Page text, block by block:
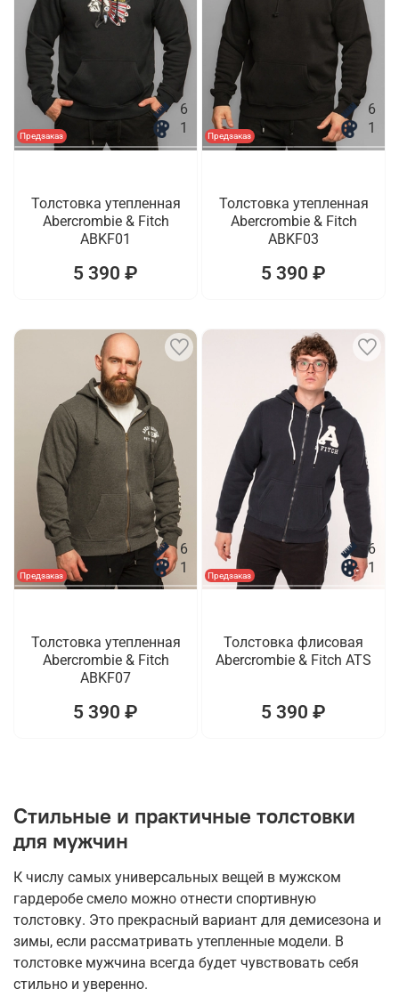
Предзаказ
6
1
Толстовка утепленная
Abercrombie & Fitch
ABKF01
5 390 ₽
Предзаказ
6
1
Толстовка утепленная
Abercrombie & Fitch
ABKF03
5 390 ₽
Предзаказ
6
1
Толстовка утепленная
Abercrombie & Fitch
ABKF07
5 390 ₽
Предзаказ
6
1
Толстовка флисовая
Abercrombie & Fitch ATS
5 390 ₽
Стильные и практичные толстовки
для мужчин
К числу самых универсальных вещей в мужском
гардеробе смело можно отнести спортивную
толстовку. Это прекрасный вариант для демисезона и
зимы, если рассматривать утепленные модели. В
толстовке мужчина всегда будет чувствовать себя
стильно и уверенно.